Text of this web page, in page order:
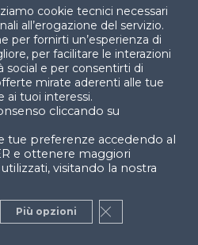
immobiliare su
ha sviluppato un
nel 2025, la
ha completato la vendita
del valore di 1,75
tra 169 investitori in meno
consente agli
quote anche molto ridotte,
al mercato immobiliare
immediata per asset
cookie tecnici necessari
all’erogazione del servizio.
per fornirti un’esperienza di
per facilitare le interazioni
social e per consentirti di
mirate aderenti alle tue
ai tuoi interessi.
cliccando su
tue preferenze accedendo al
e ottenere maggiori
visitando la nostra
Più opzioni Close GDPR